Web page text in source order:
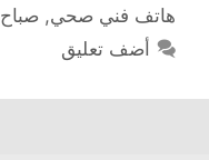
هاتف فني صحي,
أضف تعليق